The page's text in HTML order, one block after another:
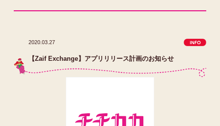
2020.03.27
【Zaif Exchange】アプリリリース計画のお知らせ